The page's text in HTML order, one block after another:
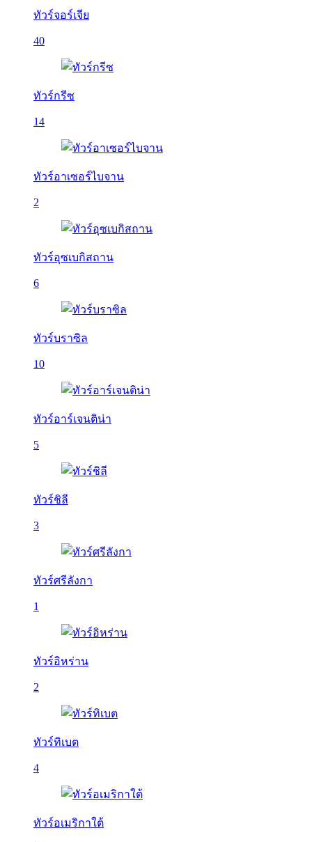
ทัวร์จอร์เจีย
40
ทัวร์กรีซ
14
ทัวร์อาเซอร์ไบจาน
2
ทัวร์อุซเบกิสถาน
6
ทัวร์บราซิล
10
ทัวร์อาร์เจนติน่า
5
ทัวร์ชิลี
3
ทัวร์ศรีลังกา
1
ทัวร์อิหร่าน
2
ทัวร์ทิเบต
4
ทัวร์อเมริกาใต้